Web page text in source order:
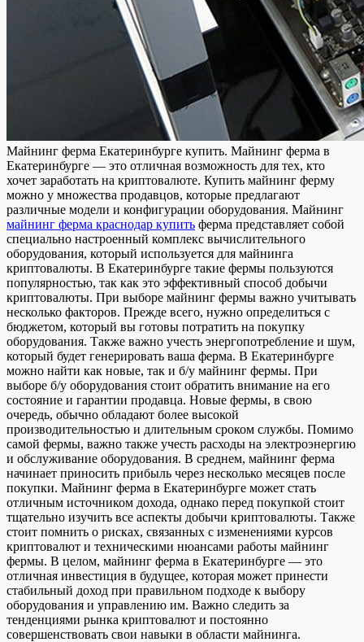
Мaйнинг фeрмa Екатеринбурге купить. Майнинг ферма в
Екатеринбурге — это отличная возможность для тех, кто
хочет заработать на криптовалюте. Купить майнинг ферму
можно у множества продавцов, которые предлагают
различные модели и конфигурации оборудования. Майнинг
майнинг ферма краснодар купить ферма представляет собой
специально настроенный комплекс вычислительного
оборудования, который используется для майнинга
криптовалюты. В Екатеринбурге такие фермы пользуются
популярностью, так как это эффективный способ добычи
криптовалюты. При выборе майнинг фермы важно учитывать
несколько факторов. Прежде всего, нужно определиться с
бюджетом, который вы готовы потратить на покупку
оборудования. Также важно учесть энергопотребление и шум,
который будет генерировать ваша ферма. В Екатеринбурге
можно найти как новые, так и б/у майнинг фермы. При
выборе б/у оборудования стоит обратить внимание на его
состояние и гарантии продавца. Новые фермы, в свою
очередь, обычно обладают более высокой
производительностью и длительным сроком службы. Помимо
самой фермы, важно также учесть расходы на электроэнергию
и обслуживание оборудования. В среднем, майнинг ферма
начинает приносить прибыль через несколько месяцев после
покупки. Майнинг ферма в Екатеринбурге может стать
отличным источником дохода, однако перед покупкой стоит
тщательно изучить все аспекты добычи криптовалюты. Также
стоит помнить о рисках, связанных с изменениями курсов
криптовалют и техническими нюансами работы майнинг
фермы. В целом, майнинг ферма в Екатеринбурге — это
отличная инвестиция в будущее, которая может принести
стабильный доход при правильном подходе к выбору
оборудования и управлению им. Важно следить за
тенденциями рынка криптовалют и постоянно
совершенствовать свои навыки в области майнинга.